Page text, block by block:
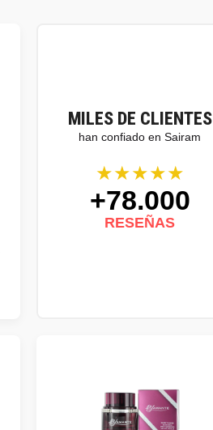
MILES DE CLIENTES
han confiado en Sairam
★★★★★
+78.000
RESEÑAS